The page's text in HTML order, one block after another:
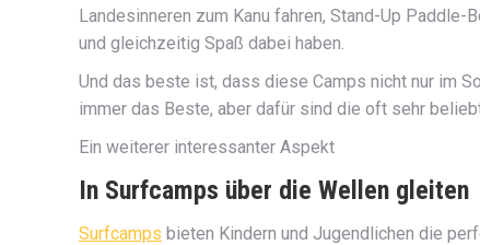
Landesinneren zum Kanu fahren, Stand-Up
und gleichzeitig Spaß dabei haben.
Und das beste ist, dass diese Camps nicht nur im
immer das Beste, aber dafür sind die oft sehr
Ein weiterer interessanter Aspekt
In Surfcamps über die Wellen gleiten
Surfcamps bieten Kindern und Jugendlichen die